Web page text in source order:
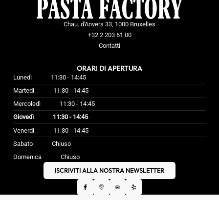
Chau. d'Anvers 33, 1000 Bruxelles
+32 2 203 61 00
Contatti
ORARI DI APERTURA
Lunedì
11:30 - 14:45
Martedì
11:30 - 14:45
Mercoledì
11:30 - 14:45
Giovedì
11:30 - 14:45
Venerdì
11:30 - 14:45
Sabato
Chiuso
Domenica
Chiuso
ISCRIVITI ALLA NOSTRA NEWSLETTER